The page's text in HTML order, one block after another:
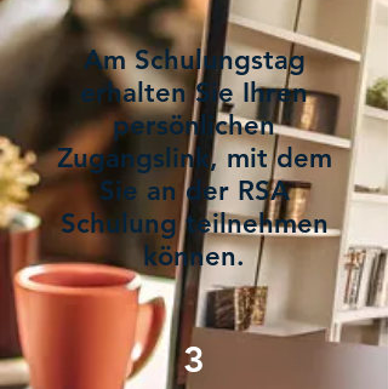
Am Schulungstag
erhalten Sie Ihren
persönlichen
Zugangslink, mit dem
Sie an der RSA
Schulung teilnehmen
können.
3